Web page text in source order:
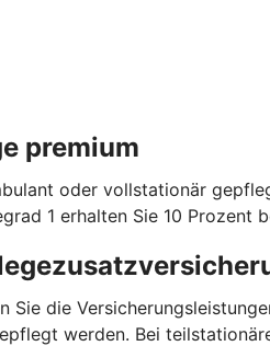
premium
oder vollstationär
1 erhalten Sie 10
Sie die
werden. Bei